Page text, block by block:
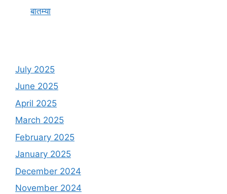
बातम्या
July 2025
June 2025
April 2025
March 2025
February 2025
January 2025
December 2024
November 2024